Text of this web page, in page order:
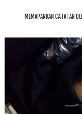
MEMAPARKAN CATATAN